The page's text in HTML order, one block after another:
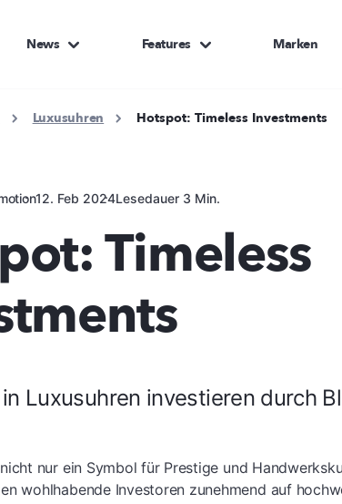
News Features Marken
Luxusuhren Hotspot: Timeless Investments
12. Feb 2024Lesedauer 3 Min.
Timeless
Luxusuhren investieren durch
nur ein Symbol für Prestige und
wohlhabende Investoren zunehmend auf